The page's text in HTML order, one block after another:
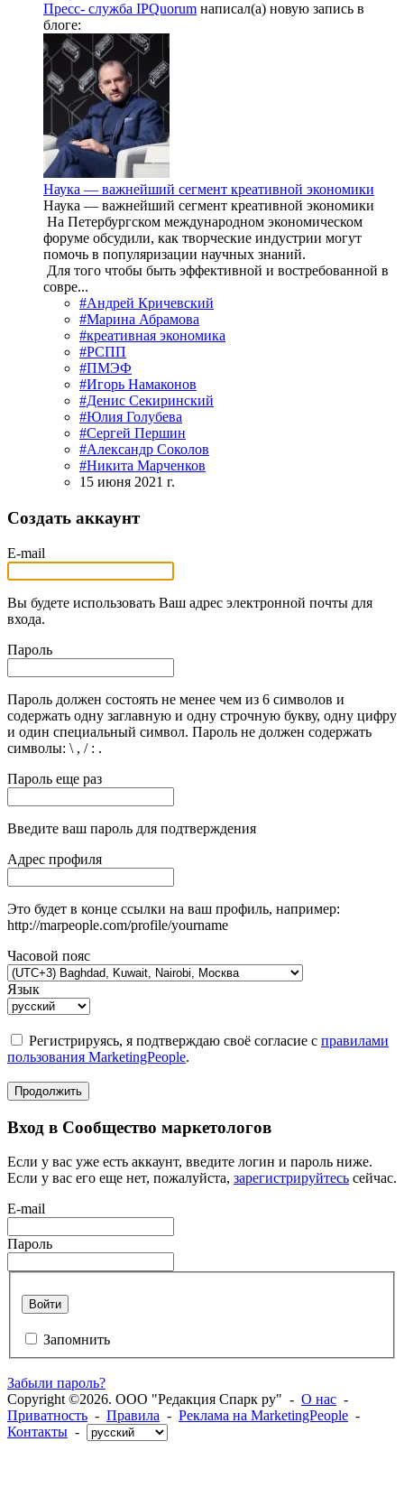
Пресс- служба IPQuorum написал(а) новую запись в
блоге:
Наука — важнейший сегмент креативной экономики
Наука — важнейший сегмент креативной экономики
На Петербургском международном экономическом
форуме обсудили, как творческие индустрии могут
помочь в популяризации научных знаний.
Для того чтобы быть эффективной и востребованной в
совре...
#Андрей Кричевский
#Марина Абрамова
#креативная экономика
#РСПП
#ПМЭФ
#Игорь Намаконов
#Денис Секиринский
#Юлия Голубева
#Сергей Першин
#Александр Соколов
#Никита Марченков
15 июня 2021 г.
Создать аккаунт
E-mail
Вы будете использовать Ваш адрес электронной почты для
входа.
Пароль
Пароль должен состоять не менее чем из 6 символов и
содержать одну заглавную и одну строчную букву, одну цифру
и один специальный символ. Пароль не должен содержать
символы: \ , / : .
Пароль еще раз
Введите ваш пароль для подтверждения
Адрес профиля
Это будет в конце ссылки на ваш профиль, например:
http://marpeople.com/profile/yourname
Часовой пояс
Язык
Регистрируясь, я подтверждаю своё согласие с правилами
пользования MarketingPeople.
Продолжить
Вход в Сообщество маркетологов
Если у вас уже есть аккаунт, введите логин и пароль ниже.
Если у вас его еще нет, пожалуйста, зарегистрируйтесь сейчас.
E-mail
Пароль
Войти
Запомнить
Забыли пароль?
Copyright ©2026. ООО "Редакция Спарк ру" - О нас -
Приватность - Правила - Реклама на MarketingPeople -
Контакты -